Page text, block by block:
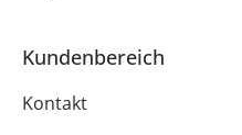
Kundenbereich
Kontakt